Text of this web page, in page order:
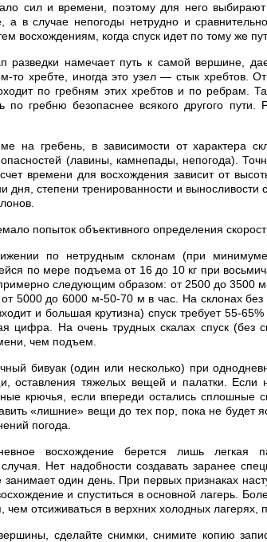
сил и времени, поэтому для него выбирают
а в случае непогоды нетрудно и
восхождениям, когда спуск идет по тому же
разведки намечает путь к самой вершине,
то хребте, иногда это узел — стык хребтов.
по гребням этих хребтов и по ребрам.
по гребню безопаснее всякого другого пути.
на гребень, в зависимости от характера
(лавины, камнепады, непогода).
времени для восхождения зависит от
дня, степени тренированности и выносливости
попыток объективного определения
по нетрудным склонам (при минимуме
по мере подъема от 16 до 10 кг при
следующим образом: от 2500 до 3500
5000 до 6000 м-50-70 м в час. На склонах без
и большая крутизна) спуск требует 55-
цифра. На очень трудных скалах спуск (без
чем подъем.
бивуак (один или несколько) при
оставления тяжелых вещей и палатки. Если
крючья, если впереди остались
«лишние» вещи до тех пор, пока не будет
погода.
восхождение берется лишь легкая
случая. Нет надобности создавать заранее
занимает один день. При первых признаках
и спуститься в основной лагерь.
чем отсиживаться в верхних холодных лагерях,
сделайте снимки, снимите копию